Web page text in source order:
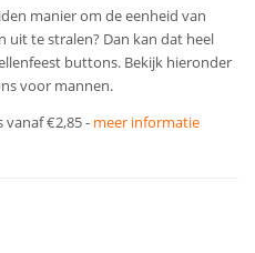
manier om de eenheid van
uit te stralen? Dan kan dat heel
buttons. Bekijk hieronder
voor mannen.
vanaf €2,85 - meer informatie